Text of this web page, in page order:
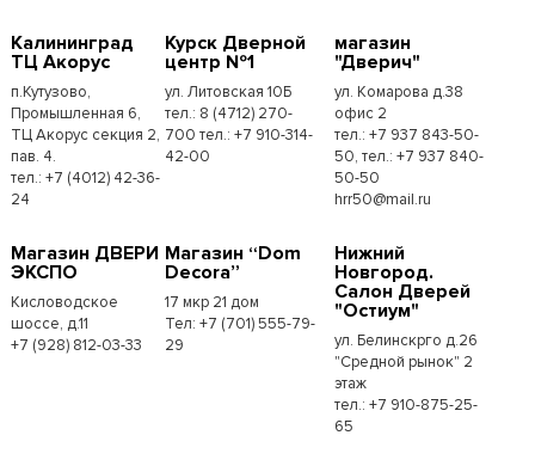
Калининград
ТЦ Акорус
п.Кутузово,
Промышленная 6,
ТЦ Акорус секция 2,
пав. 4.
тел.: +7 (4012) 42-36-
24
Курск Дверной
центр №1
ул. Литовская 10Б
тел.: 8 (4712) 270-
700 тел.: +7 910-314-
42-00
магазин
"Дверич"
ул. Комарова д.38
офис 2
тел.: +7 937 843-50-
50, тел.: +7 937 840-
50-50
hrr50@mail.ru
Магазин ДВЕРИ
ЭКСПО
Кисловодское
шоссе, д.11
+7 (928) 812-03-33
Магазин “Dom
Decora”
17 мкр 21 дом
Тел: +7 (701) 555-79-
29
Нижний
Новгород.
Салон Дверей
"Остиум"
ул. Белинскрго д.26
"Средной рынок" 2
этаж
тел.: +7 910-875-25-
65